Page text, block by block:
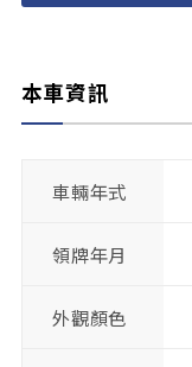
本車資訊
車輛年式
領牌年月
外觀顏色